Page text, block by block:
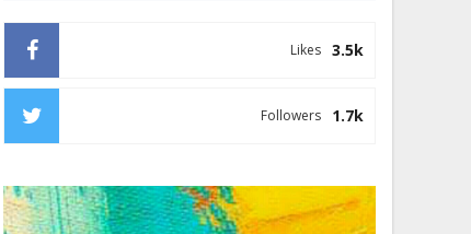
3.5k
Likes
1.7k
Followers